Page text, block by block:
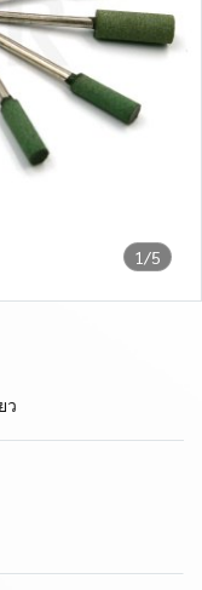
1/5
ว